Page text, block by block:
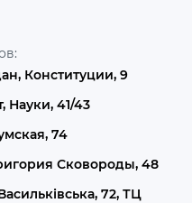
Конституции, 9
Науки, 41/43
74
Сковороды, 48
72, ТЦ